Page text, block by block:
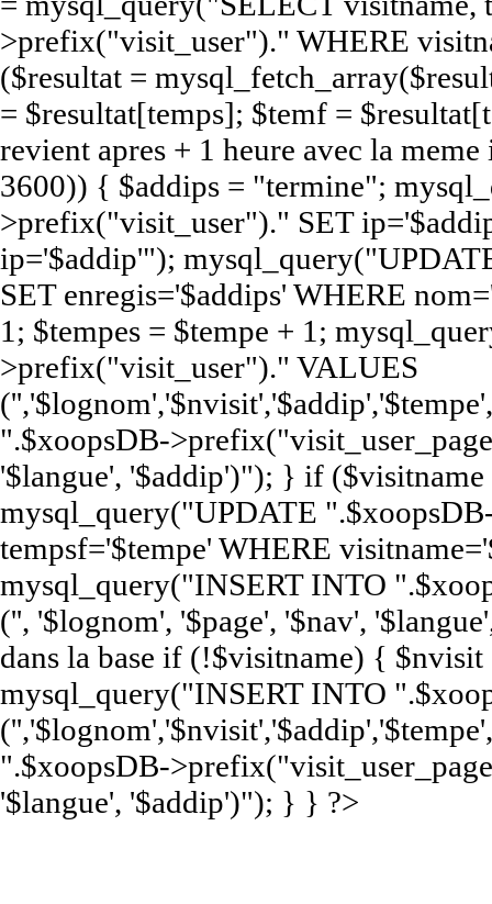
>prefix("visit_user")." WHERE
($resultat =
= $resultat[temps]; $temf =
revient apres + 1 heure avec la
3600)) { $addips = "termine";
>prefix("visit_user")." SET
ip='$addip'");
SET enregis='$addips' WHERE
1; $tempes = $tempe + 1;
>prefix("visit_user")." VALUES
".$xoopsDB-
'$langue', '$addip')"); } if
mysql_query("UPDATE
tempsf='$tempe' WHERE
mysql_query("INSERT INTO
('', '$lognom', '$page', '$nav',
dans la base if (!$visitname) { $nvisit
mysql_query("INSERT INTO
".$xoopsDB-
'$langue', '$addip')"); } } ?>